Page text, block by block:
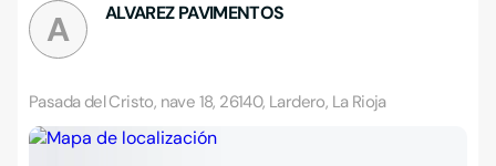
A ALVAREZ PAVIMENTOS
Pasada del Cristo, nave 18, 26140, Lardero, La Rioja